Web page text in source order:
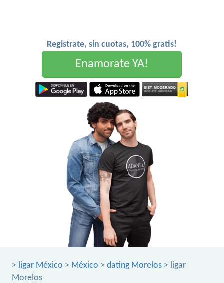
Registrate, sin cuotas, 100% gratis!
Enamorate YA!
> ligar México > México > dating Morelos > ligar
Morelos